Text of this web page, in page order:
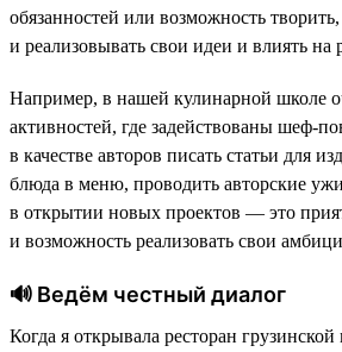
обязанностей или возможность творить,
и реализовывать свои идеи и влиять на
Например, в нашей кулинарной школе
активностей, где задействованы шеф-
в качестве авторов писать статьи для
блюда в меню, проводить авторские
в открытии новых проектов — это
и возможность реализовать свои
🔊 Ведём честный диалог
Когда я открывала ресторан